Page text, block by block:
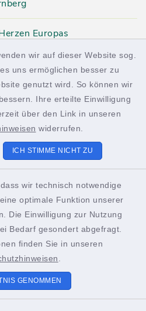
wir auf dieser Website sog.
uns ermöglichen besser zu
genutzt wird. So können wir
Ihre erteilte Einwilligung
über den Link in unseren
widerrufen.
ICH STIMME NICHT ZU
wir technisch notwendige
optimale Funktion unserer
Die Einwilligung zur Nutzung
Bedarf gesondert abgefragt.
finden Sie in unseren
GENOMMEN
Europas
Kontakt